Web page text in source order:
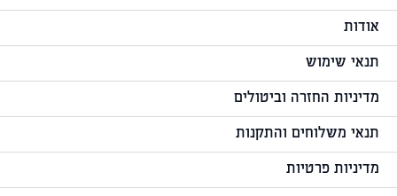
אודות
תנאי שימוש
מדיניות החזרה וביטולים
תנאי משלוחים והתקנות
מדיניות פרטיות